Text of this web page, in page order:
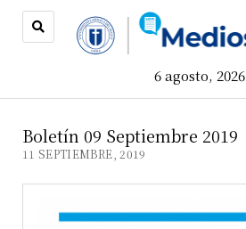
6 agosto, 2026
Boletín 09 Septiembre 2019
11 SEPTIEMBRE, 2019